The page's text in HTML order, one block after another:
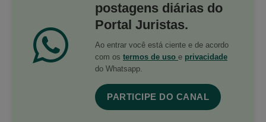
postagens diárias do
Portal Juristas.
Ao entrar você está ciente e de acordo
com os termos de uso e privacidade
do Whatsapp.
PARTICIPE DO CANAL